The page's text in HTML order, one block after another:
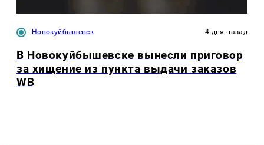
Новокуйбышевск 4 дня назад
В Новокуйбышевске вынесли приговор
за хищение из пункта выдачи заказов
WB